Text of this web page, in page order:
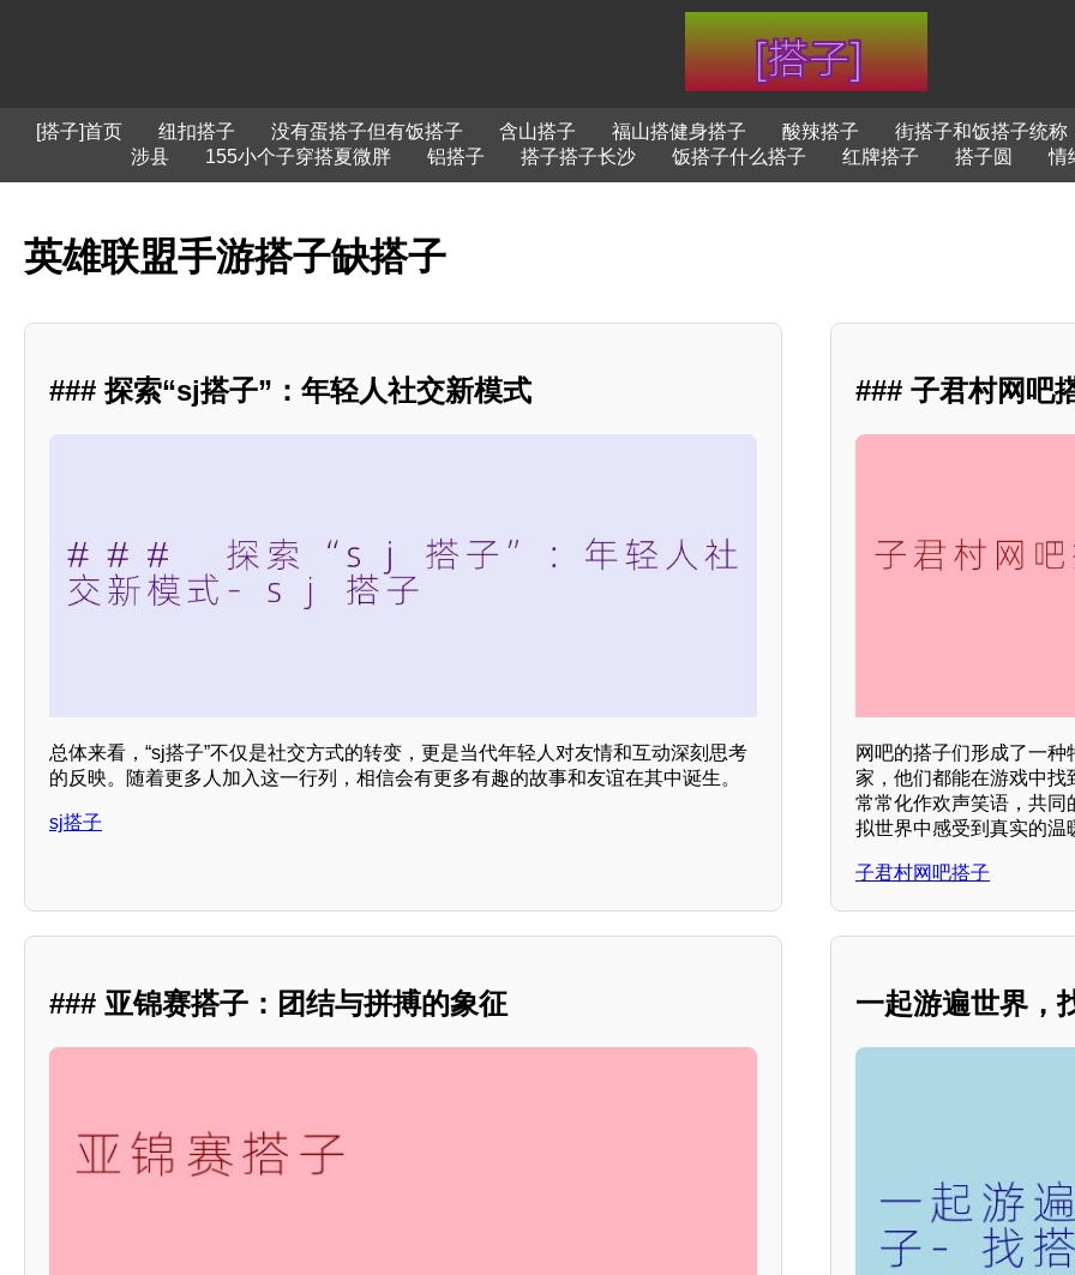
[搭子]首页 纽扣搭子 没有蛋搭子但有饭搭子 含山搭子 福山搭健身搭子 酸辣搭子
街搭子和饭搭子统称
涉县
155小个子穿搭夏微胖 铝搭子 搭子搭子长沙 饭搭子什么搭子 红牌搭子 搭子圆 情
英雄联盟手游搭子缺搭子
### 探索“sj搭子”：年轻人社交新模式
总体来看，“sj搭子”不仅是社交方式的转变，更是当代年轻人对友情和互动深刻思考
的反映。随着更多人加入这一行列，相信会有更多有趣的故事和友谊在其中诞生。
sj搭子
### 子君村网吧
网吧的搭子们形成了一
家，他们都能在游戏中找
常常化作欢声笑语，共同
拟世界中感受到真实的温
子君村网吧搭子
### 亚锦赛搭子：团结与拼搏的象征 一起游遍世界，